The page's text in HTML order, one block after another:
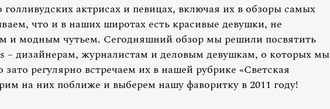
актрисах и певицах, включая их в обзоры самых
что и в наших широтах есть красивые девушки, не
и модным чутьем. Сегодняшний обзор мы решили посвятить
– дизайнерам, журналистам и деловым девушкам, о которых мы
регулярно встречаем их в нашей рубрике «Светская
на них поближе и выберем нашу фаворитку в 2011 году!